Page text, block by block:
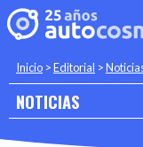
Inicio >Editorial >
NOTICIAS